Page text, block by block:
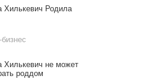
Хилькевич Родила
Хилькевич не может
роддом